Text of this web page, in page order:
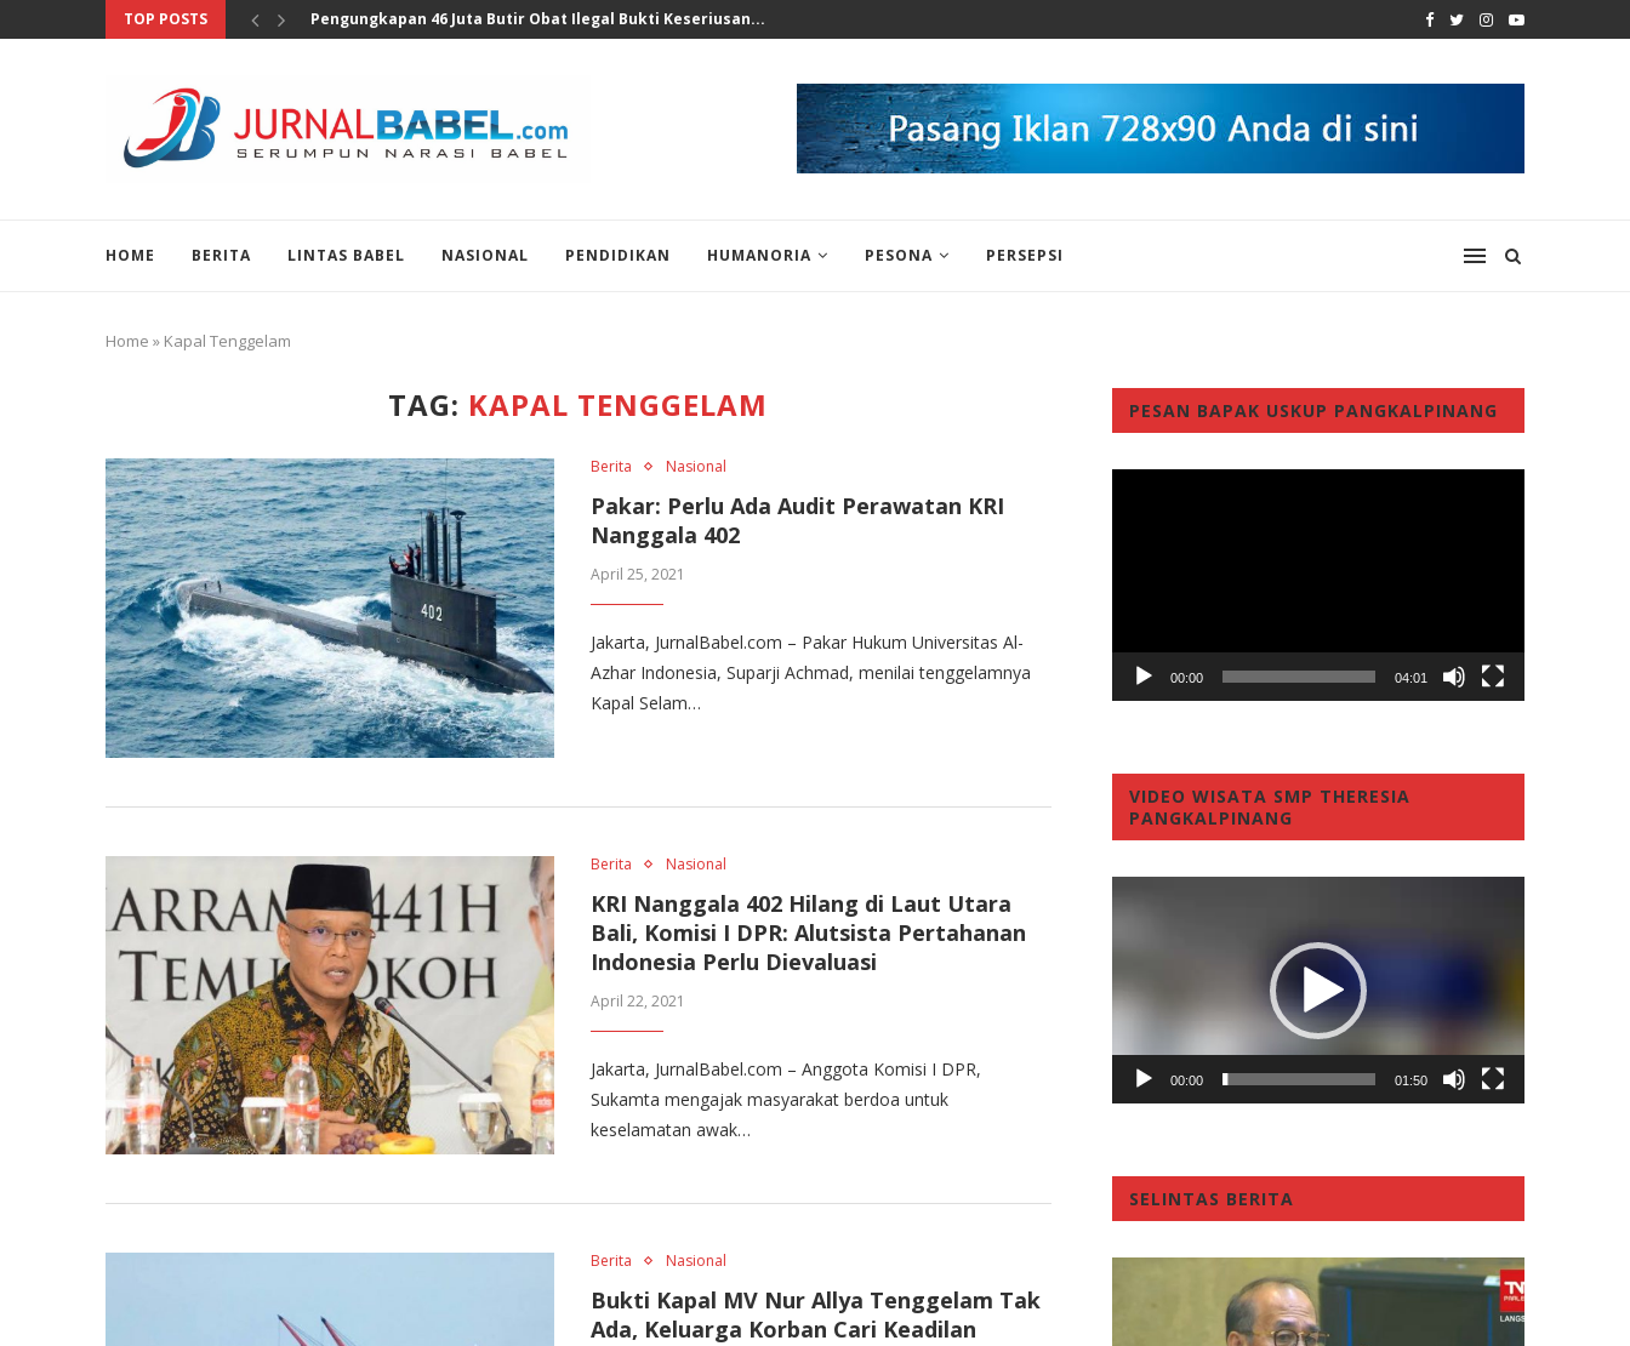
TOP POSTS Anggota DPR Sebut Sensus Ekonomi 2026 Bukan Untuk...
HOME BERITA LINTAS BABEL NASIONAL PENDIDIKAN HUMANORIA PESONA PERSEPSI
Home » Kapal Tenggelam
TAG: KAPAL TENGGELAM
Berita Nasional
Pakar: Perlu Ada Audit Perawatan KRI
Nanggala 402
April 25, 2021
Jakarta, JurnalBabel.com – Pakar Hukum Universitas Al-
Azhar Indonesia, Suparji Achmad, menilai tenggelamnya
Kapal Selam…
Berita Nasional
KRI Nanggala 402 Hilang di Laut Utara
Bali, Komisi I DPR: Alutsista Pertahanan
Indonesia Perlu Dievaluasi
April 22, 2021
Jakarta, JurnalBabel.com – Anggota Komisi I DPR,
Sukamta mengajak masyarakat berdoa untuk
keselamatan awak…
Berita Nasional
Bukti Kapal MV Nur Allya Tenggelam Tak
Ada, Keluarga Korban Cari Keadilan
PESAN BAPAK USKUP PANGKALPINANG
00:00 04:01
VIDEO WISATA SMP THERESIA
PANGKALPINANG
00:00 01:50
SELINTAS BERITA